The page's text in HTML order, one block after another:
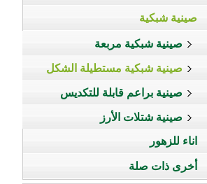
صينية شبكية
صينية شبكية مربعة
صينية شبكية مستطيلة الشكل
صينية براعم قابلة للتكديس
صينية شتلات الأرز
اناء للزهور
أخرى ذات صلة